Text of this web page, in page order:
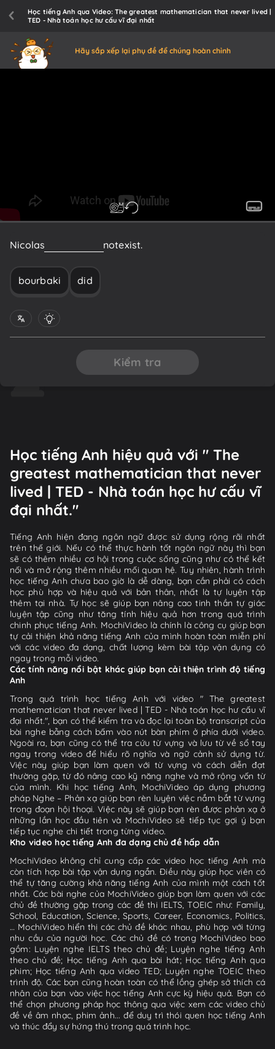
Học tiếng Anh qua Video: The greatest mathematician that never lived |
TED - Nhà toán học hư cấu vĩ đại nhất
Hãy sắp xếp lại phụ đề để chúng hoàn chỉnh
Nicolas notexist.
bourbaki did
Kiểm tra
Học tiếng Anh hiệu quả với " The
greatest mathematician that never
lived | TED - Nhà toán học hư cấu vĩ
đại nhất."
Tiếng Anh hiện đang ngôn ngữ được sử dụng rộng rãi nhất
trên thế giới. Nếu có thể thực hành tốt ngôn ngữ này thì bạn
sẽ có thêm nhiều cơ hội trong cuộc sống cũng như có thể kết
nối và mở rộng thêm nhiều mối quan hệ. Tuy nhiên, hành trình
học tiếng Anh chưa bao giờ là dễ dàng, bạn cần phải có cách
học phù hợp và hiệu quả với bản thân, nhất là tự luyện tập
thêm tại nhà. Tự học sẽ giúp bạn nâng cao tinh thần tự giác
luyện tập cũng như tăng tính hiệu quả hơn trong quá trình
chinh phục tiếng Anh. MochiVideo là chính là công cụ giúp bạn
tự cải thiện khả năng tiếng Anh của mình hoàn toàn miễn phí
với các video đa dạng, chất lượng kèm bài tập vận dụng có
ngay trong mỗi video.
Các tính năng nổi bật khác giúp bạn cải thiện trình độ tiếng
Anh
Trong quá trình học tiếng Anh với video " The greatest
mathematician that never lived | TED - Nhà toán học hư cấu vĩ
đại nhất.", bạn có thể kiểm tra và đọc lại toàn bộ transcript của
bài nghe bằng cách bấm vào nút bàn phím ở phía dưới video.
Ngoài ra, bạn cũng có thể tra cứu từ vựng và lưu từ về sổ tay
ngay trong video để hiểu rõ nghĩa và ngữ cảnh sử dụng từ.
Việc này giúp bạn làm quen với từ vựng và cách diễn đạt
thường gặp, từ đó nâng cao kỹ năng nghe và mở rộng vốn từ
của mình. Khi học tiếng Anh, MochiVideo áp dụng phương
pháp Nghe – Phản xạ giúp bạn rèn luyện việc nắm bắt từ vựng
trong đoạn hội thoại. Việc này sẽ giúp bạn rèn được phản xạ ở
những lần học đầu tiên và MochiVideo sẽ tiếp tục gợi ý bạn
tiếp tục nghe chi tiết trong từng video.
Kho video học tiếng Anh đa dạng chủ đề hấp dẫn
MochiVideo không chỉ cung cấp các video học tiếng Anh mà
còn tích hợp bài tập vận dụng ngắn. Điều này giúp học viên có
thể tự tăng cường khả năng tiếng Anh của mình một cách tốt
nhất. Các bài nghe của MochiVideo giúp bạn làm quen với các
chủ đề thường gặp trong các đề thi IELTS, TOEIC như: Family,
School, Education, Science, Sports, Career, Economics, Politics,
… MochiVideo hiển thị các chủ đề khác nhau, phù hợp với từng
nhu cầu của người học. Các chủ đề có trong MochiVideo bao
gồm: Luyện nghe IELTS theo chủ đề; Luyện nghe tiếng Anh
theo chủ đề; Học tiếng Anh qua bài hát; Học tiếng Anh qua
phim; Học tiếng Anh qua video TED; Luyện nghe TOEIC theo
trình độ. Các bạn cũng hoàn toàn có thể lồng ghép sở thích cá
nhân của bạn vào việc học tiếng Anh cực kỳ hiệu quả. Bạn có
thể chọn phương pháp học thông qua việc xem các video chủ
đề về âm nhạc, phim ảnh... để duy trì thói quen học tiếng Anh
và thúc đẩy sự hứng thú trong quá trình học.